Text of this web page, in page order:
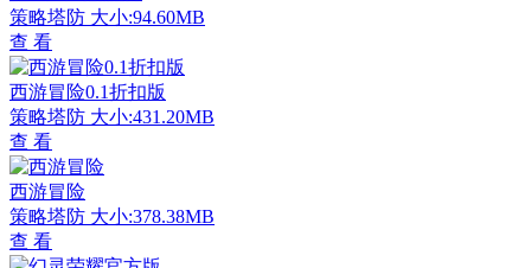
策略塔防 大小:94.60MB
查 看
西游冒险0.1折扣版
策略塔防 大小:431.20MB
查 看
西游冒险
策略塔防 大小:378.38MB
查 看